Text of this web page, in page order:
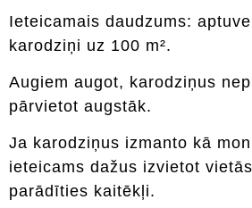
Ieteicamais daudzums:
karodziņi uz 100 m².
Augiem augot, karodziņus
pārvietot augstāk.
Ja karodziņus izmanto kā
ieteicams dažus izvietot
parādīties kaitēkļi.